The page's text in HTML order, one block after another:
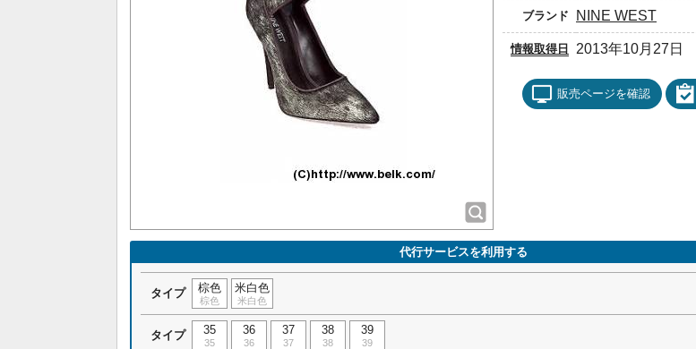
ブランド NINE WEST
情報取得日 2013年10月27日
販売ページを確認
代行サービスを利用する
タイプ 棕色
棕色
米白色
米白色
タイプ 35
35
36
36
37
37
38
38
39
39